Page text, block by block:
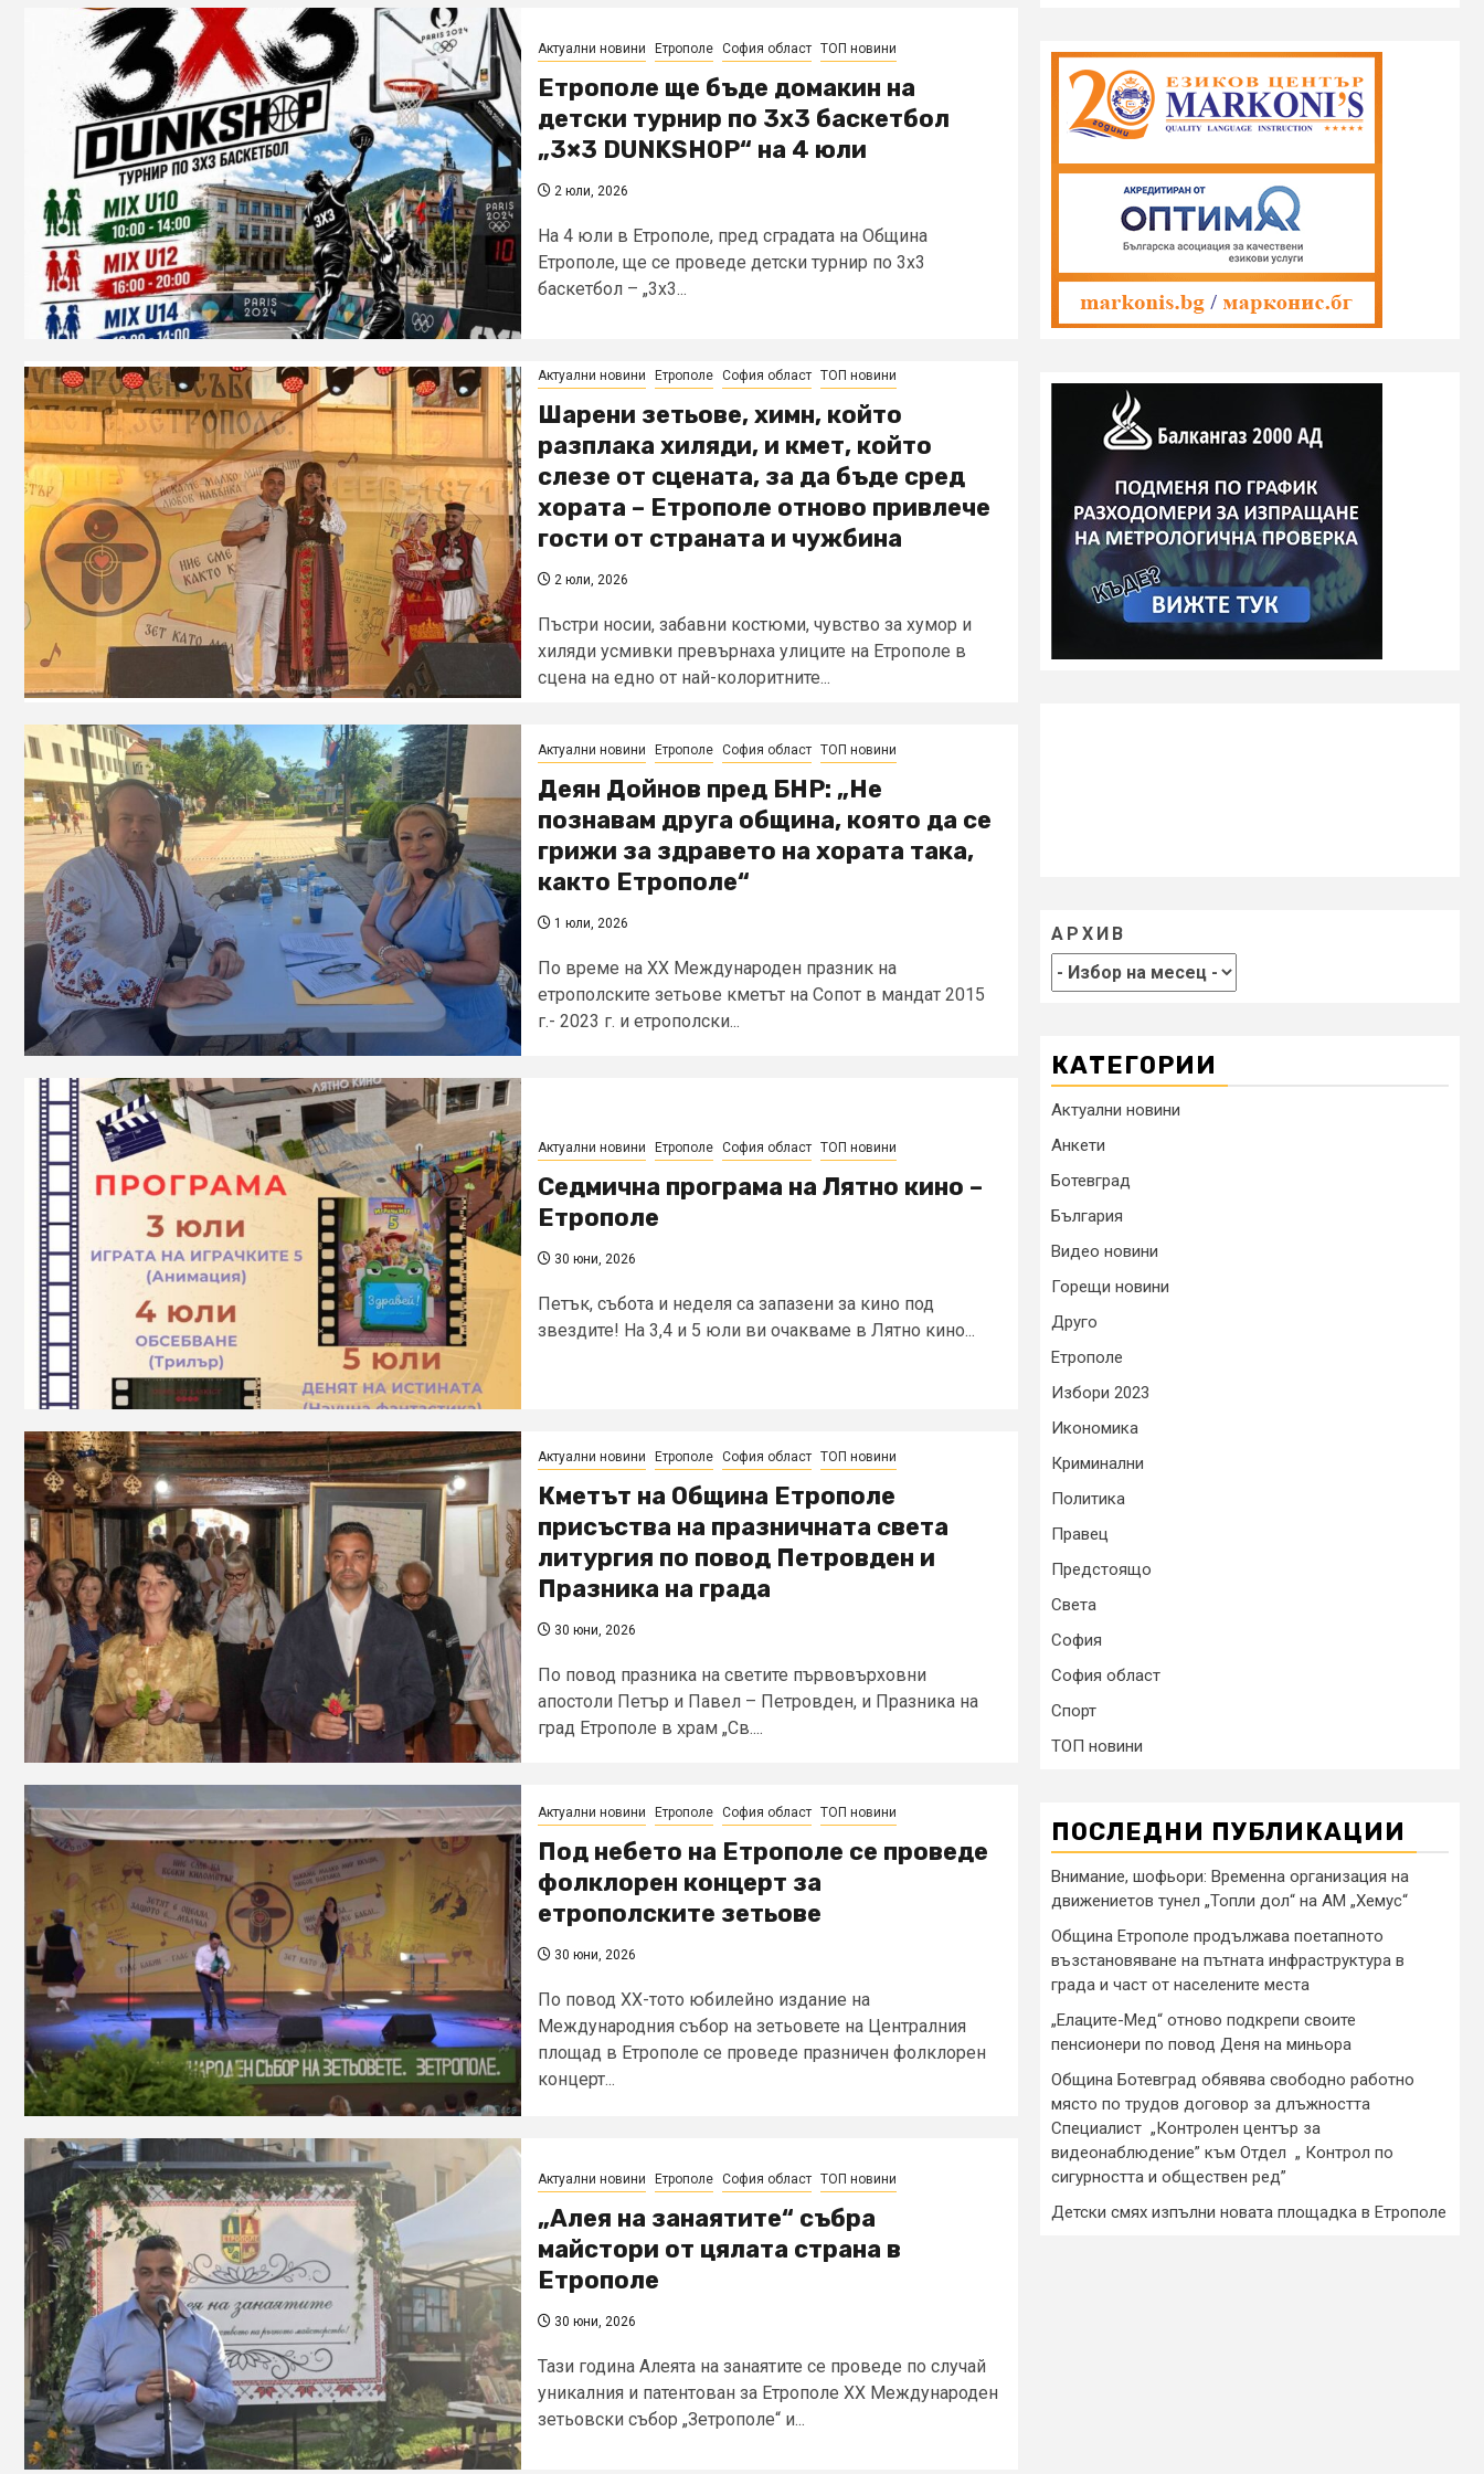
Актуални новини Етрополе София област ТОП новини
Етрополе ще бъде домакин на
детски турнир по 3х3 баскетбол
„3×3 DUNKSHOP“ на 4 юли
2 юли, 2026
На 4 юли в Етрополе, пред сградата на Община
Етрополе, ще се проведе детски турнир по 3х3
баскетбол – „3x3...
Актуални новини Етрополе София област ТОП новини
Шарени зетьове, химн, който
разплака хиляди, и кмет, който
слезе от сцената, за да бъде сред
хората – Етрополе отново привлече
гости от страната и чужбина
2 юли, 2026
Пъстри носии, забавни костюми, чувство за хумор и
хиляди усмивки превърнаха улиците на Етрополе в
сцена на едно от най-колоритните...
Актуални новини Етрополе София област ТОП новини
Деян Дойнов пред БНР: „Не
познавам друга община, която да се
грижи за здравето на хората така,
както Етрополе“
1 юли, 2026
По време на XX Международен празник на
етрополските зетьове кметът на Сопот в мандат 2015
г.- 2023 г. и етрополски...
Актуални новини Етрополе София област ТОП новини
Седмична програма на Лятно кино –
Етрополе
30 юни, 2026
Петък, събота и неделя са запазени за кино под
звездите! На 3,4 и 5 юли ви очакваме в Лятно кино...
Актуални новини Етрополе София област ТОП новини
Кметът на Община Етрополе
присъства на празничната света
литургия по повод Петровден и
Празника на града
30 юни, 2026
По повод празника на светите първовърховни
апостоли Петър и Павел – Петровден, и Празника на
град Етрополе в храм „Св....
Актуални новини Етрополе София област ТОП новини
Под небето на Етрополе се проведе
фолклорен концерт за
етрополските зетьове
30 юни, 2026
По повод XX-тото юбилейно издание на
Международния събор на зетьовете на Централния
площад в Етрополе се проведе празничен фолклорен
концерт...
Актуални новини Етрополе София област ТОП новини
„Алея на занаятите“ събра
майстори от цялата страна в
Етрополе
30 юни, 2026
Тази година Алеята на занаятите се проведе по случай
уникалния и патентован за Етрополе XX Международен
зетьовски събор „Зетрополе“ и...
АРХИВ
КАТЕГОРИИ
Актуални новини
Анкети
Ботевград
България
Видео новини
Горещи новини
Друго
Етрополе
Избори 2023
Икономика
Криминални
Политика
Правец
Предстоящо
Света
София
София област
Спорт
ТОП новини
ПОСЛЕДНИ ПУБЛИКАЦИИ
Внимание, шофьори: Временна организация на
движениетов тунел „Топли дол“ на АМ „Хемус“
Община Етрополе продължава поетапното
възстановяване на пътната инфраструктура в
града и част от населените места
„Елаците-Мед“ отново подкрепи своите
пенсионери по повод Деня на миньора
Община Ботевград обявява свободно работно
място по трудов договор за длъжността
Специалист „Контролен център за
видеонаблюдение” към Отдел „ Контрол по
сигурността и обществен ред”
Детски смях изпълни новата площадка в Етрополе